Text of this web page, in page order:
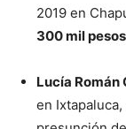
2019 en
300 mil pesos
Lucía Román
en